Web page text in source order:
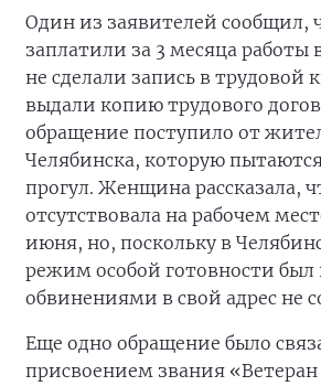
Один из заявителей сообщил,
заплатили за 3 месяца работы
не сделали запись в трудовой
выдали копию трудового
обращение поступило от
Челябинска, которую
прогул. Женщина рассказала,
отсутствовала на рабочем
июня, но, поскольку в
режим особой готовности был
обвинениями в свой адрес не
Еще одно обращение было
присвоением звания «Ветеран